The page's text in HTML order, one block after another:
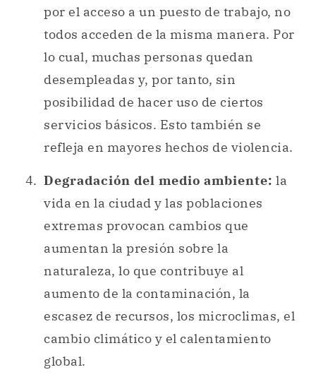
por el acceso a un puesto de trabajo, no
todos acceden de la misma manera. Por
lo cual, muchas personas quedan
desempleadas y, por tanto, sin
posibilidad de hacer uso de ciertos
servicios básicos. Esto también se
refleja en mayores hechos de violencia.
Degradación del medio ambiente: la
vida en la ciudad y las poblaciones
extremas provocan cambios que
aumentan la presión sobre la
naturaleza, lo que contribuye al
aumento de la contaminación, la
escasez de recursos, los microclimas, el
cambio climático y el calentamiento
global.